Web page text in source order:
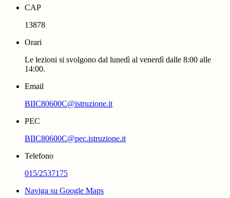
CAP
13878
Orari
Le lezioni si svolgono dal lunedì al venerdì dalle 8:00 alle
14:00.
Email
BIIC80600C@istruzione.it
PEC
BIIC80600C@pec.istruzione.it
Telefono
015/2537175
Naviga su Google Maps